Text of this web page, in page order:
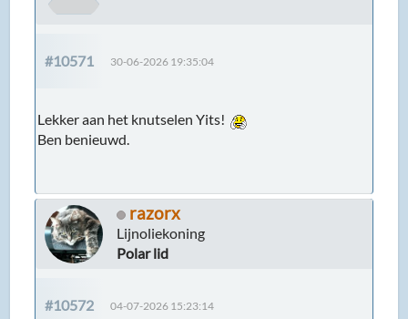
#10571 30-06-2026 19:35:04
Lekker aan het knutselen Yits!
Ben benieuwd.
razorx
Lijnoliekoning
Polar lid
#10572 04-07-2026 15:23:14